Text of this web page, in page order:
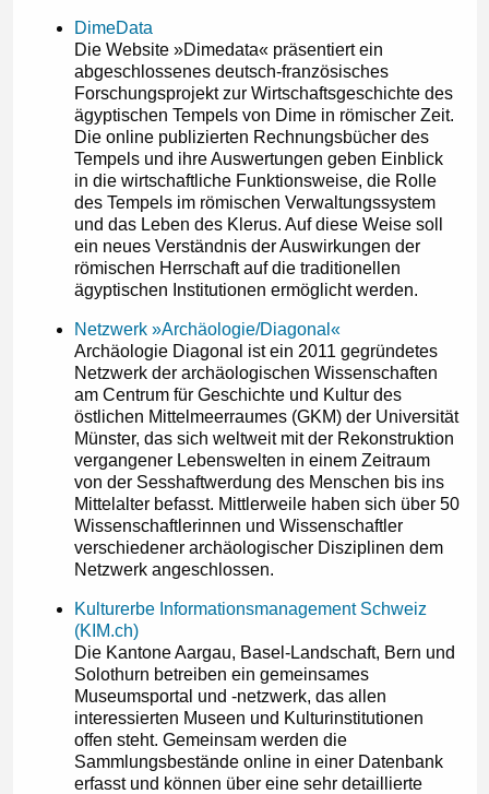
DimeData
Die Website »Dimedata« präsentiert ein
abgeschlossenes deutsch-französisches
Forschungsprojekt zur Wirtschaftsgeschichte des
ägyptischen Tempels von Dime in römischer Zeit.
Die online publizierten Rechnungsbücher des
Tempels und ihre Auswertungen geben Einblick
in die wirtschaftliche Funktionsweise, die Rolle
des Tempels im römischen Verwaltungssystem
und das Leben des Klerus. Auf diese Weise soll
ein neues Verständnis der Auswirkungen der
römischen Herrschaft auf die traditionellen
ägyptischen Institutionen ermöglicht werden.
Netzwerk »Archäologie/Diagonal«
Archäologie Diagonal ist ein 2011 gegründetes
Netzwerk der archäologischen Wissenschaften
am Centrum für Geschichte und Kultur des
östlichen Mittelmeerraumes (GKM) der Universität
Münster, das sich weltweit mit der Rekonstruktion
vergangener Lebenswelten in einem Zeitraum
von der Sesshaftwerdung des Menschen bis ins
Mittelalter befasst. Mittlerweile haben sich über 50
Wissenschaftlerinnen und Wissenschaftler
verschiedener archäologischer Disziplinen dem
Netzwerk angeschlossen.
Kulturerbe Informationsmanagement Schweiz
(KIM.ch)
Die Kantone Aargau, Basel-Landschaft, Bern und
Solothurn betreiben ein gemeinsames
Museumsportal und -netzwerk, das allen
interessierten Museen und Kulturinstitutionen
offen steht. Gemeinsam werden die
Sammlungsbestände online in einer Datenbank
erfasst und können über eine sehr detaillierte